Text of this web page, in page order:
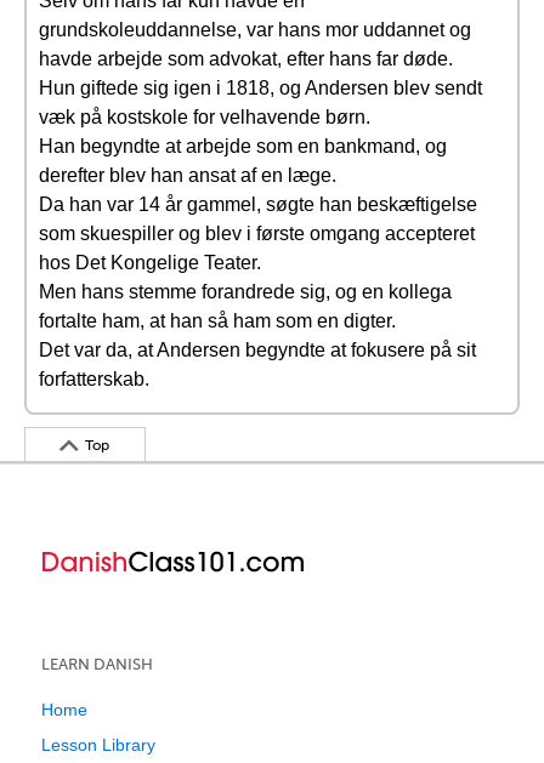
grundskoleuddannelse, var hans mor uddannet og
havde arbejde som advokat, efter hans far døde.
Hun giftede sig igen i 1818, og Andersen blev sendt
væk på kostskole for velhavende børn.
Han begyndte at arbejde som en bankmand, og
derefter blev han ansat af en læge.
Da han var 14 år gammel, søgte han beskæftigelse
som skuespiller og blev i første omgang accepteret
hos Det Kongelige Teater.
Men hans stemme forandrede sig, og en kollega
fortalte ham, at han så ham som en digter.
Det var da, at Andersen begyndte at fokusere på sit
forfatterskab.
Top
LEARN DANISH
Home
Lesson Library